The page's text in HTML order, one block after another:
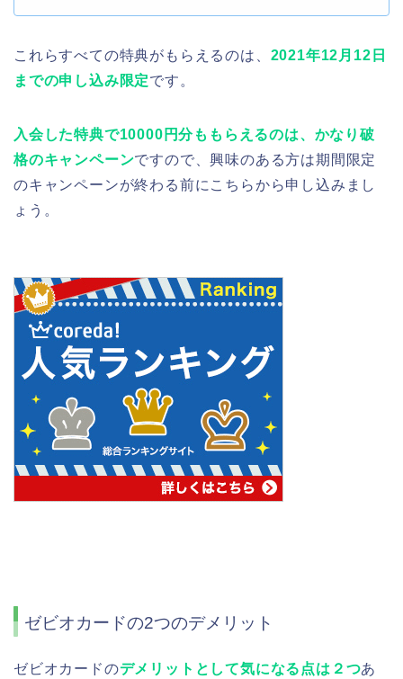
これらすべての特典がもらえるのは、 2021年12月12日
までの申し込み限定です。
入会した特典で10000円分ももらえるのは、かなり破
格のキャンペーンですので、興味のある方は期間限定
のキャンペーンが終わる前にこちらから申し込みまし
ょう。
ゼビオカードの2つのデメリット
ゼビオカードのデメリットとして気になる点は２つあ